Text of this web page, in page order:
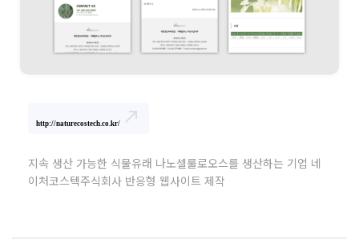
http://naturecostech.co.kr/ north_east
지속 생산 가능한 식물유래 나노셀룰로오스를 생산하는 기업 네
이처코스텍주식회사 반응형 웹사이트 제작